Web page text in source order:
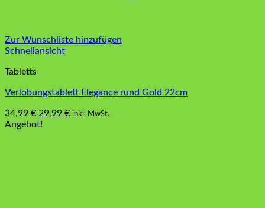
Zur Wunschliste hinzufügen
Schnellansicht
Tabletts
Verlobungstablett Elegance rund Gold 22cm
34,99€ Ursprünglicher
Preis
29,99 €Aktueller
inkl. MwSt.
Angebot!